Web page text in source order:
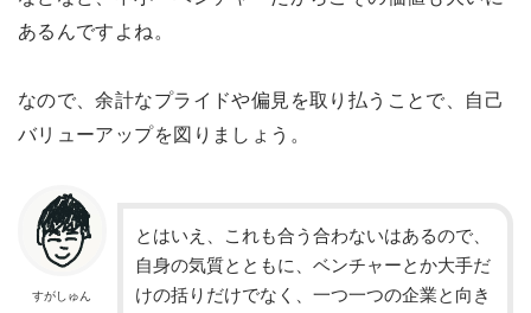
あるんですよね。
なので、余計なプライドや偏見を取り払うことで、自己
バリューアップを図りましょう。
すがしゅん
とはいえ、これも合う合わないはあるので、
自身の気質とともに、ベンチャーとか大手だ
けの括りだけでなく、一つ一つの企業と向き